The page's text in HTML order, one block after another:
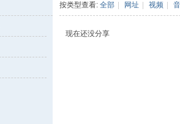
按类型查看: 全部 网址 视频
现在还没分享